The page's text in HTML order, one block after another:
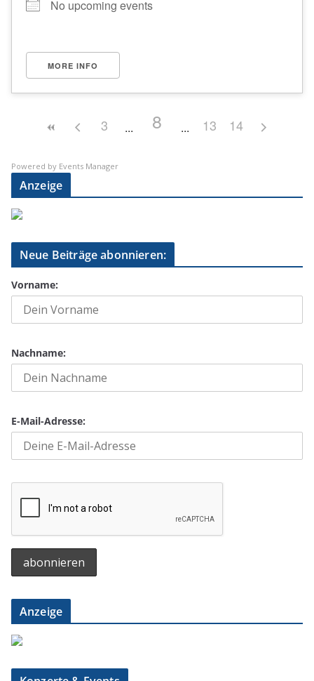
No upcoming events
MORE INFO
3 8 13 14
Powered by Events Manager
Anzeige
Neue Beiträge abonnieren:
Vorname:
Nachname:
E-Mail-Adresse:
Anzeige